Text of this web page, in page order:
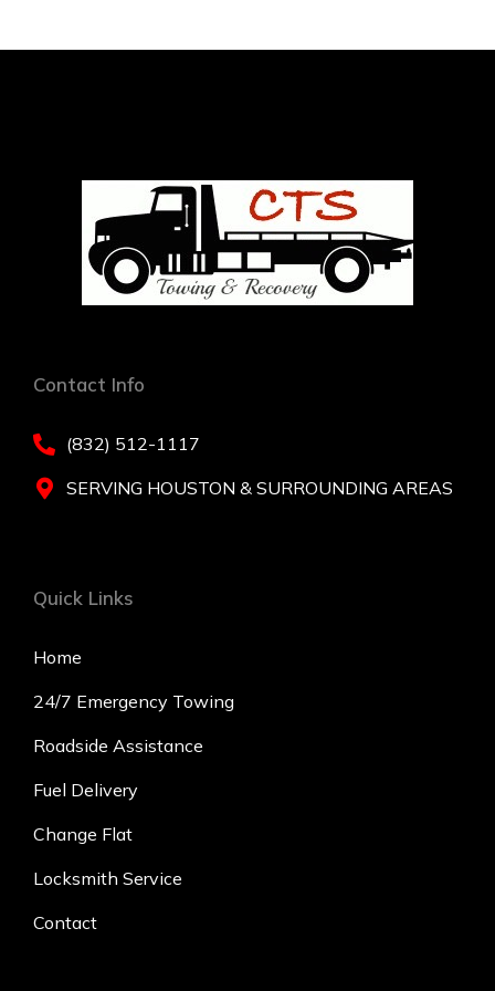
Contact Info
(832) 512-1117
SERVING HOUSTON & SURROUNDING AREAS
Quick Links
Home
24/7 Emergency Towing
Roadside Assistance
Fuel Delivery
Change Flat
Locksmith Service
Contact